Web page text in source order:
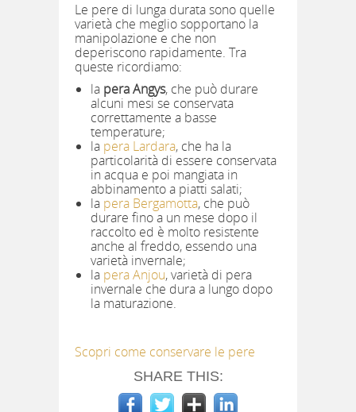
Le pere di lunga durata sono quelle
varietà che meglio sopportano la
manipolazione e che non
deperiscono rapidamente. Tra
queste ricordiamo:
la pera Angys, che può durare
alcuni mesi se conservata
correttamente a basse
temperature;
la pera Lardara, che ha la
particolarità di essere conservata
in acqua e poi mangiata in
abbinamento a piatti salati;
la pera Bergamotta, che può
durare fino a un mese dopo il
raccolto ed è molto resistente
anche al freddo, essendo una
varietà invernale;
la pera Anjou, varietà di pera
invernale che dura a lungo dopo
la maturazione.
Scopri come conservare le pere
SHARE THIS: